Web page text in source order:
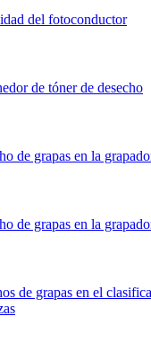
del fotoconductor
de tóner de desecho
de grapas en la
de grapas en la
de grapas en el